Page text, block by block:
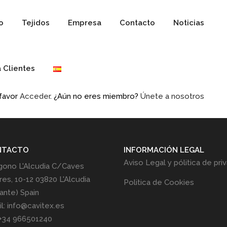
Tejidos Empresa Contacto Noticias
Clientes
Acceder. ¿Aún no eres miembro? Únete a nosotros
L'Alcudia C/Caves
10-12 03820 L'Alcudia
Spain
info@cavitex.es
966501240
INFORMACIÓN LEGAL
Aviso Legal y pólitica de
Politica de Cookies